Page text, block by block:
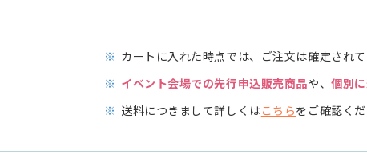
※ カートに入れた時点では、ご注文は確定され
※ イベント会場での先行申込販売商品や、個別
※ 送料につきまして詳しくはこちらをご確認くだ